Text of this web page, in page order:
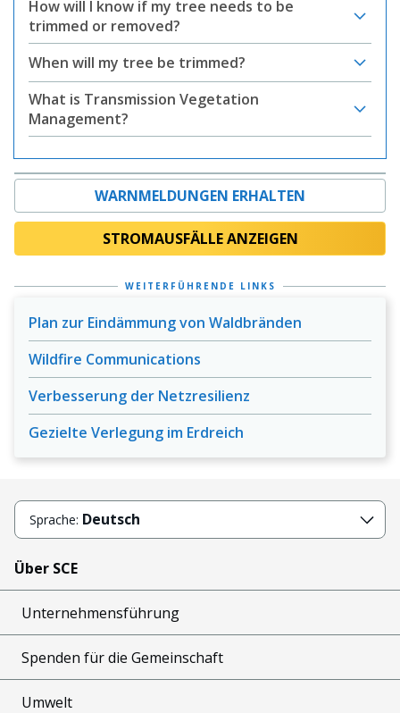
How will I know if my tree needs to be
trimmed or removed?
When will my tree be trimmed?
What is Transmission Vegetation
Management?
WARNMELDUNGEN ERHALTEN
STROMAUSFÄLLE ANZEIGEN
WEITERFÜHRENDE LINKS
Plan zur Eindämmung von Waldbränden
Wildfire Communications
Verbesserung der Netzresilienz
Gezielte Verlegung im Erdreich
Sprache: Deutsch
Über SCE
Unternehmensführung
Spenden für die Gemeinschaft
Umwelt